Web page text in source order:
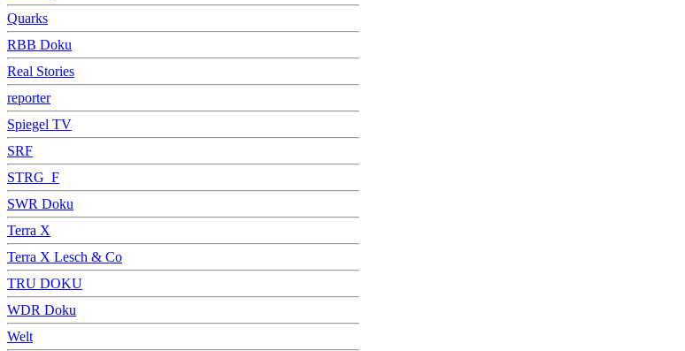
Quarks
RBB Doku
Real Stories
reporter
Spiegel TV
SRF
STRG_F
SWR Doku
Terra X
Terra X Lesch & Co
TRU DOKU
WDR Doku
Welt